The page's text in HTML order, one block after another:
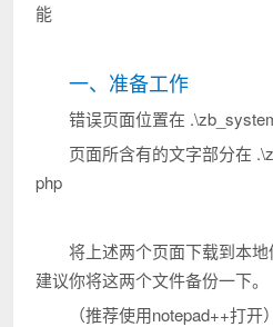
能
一、准备工作
错误页面位置在
页面所含有的文字部分在
php
将上述两个页面下载到本地
建议你将这两个文件备份一下。
（推荐使用notepad++打开）